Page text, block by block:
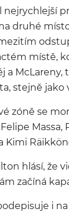
nejrychlejší
druhé
místě,
a
stejně jako
zóně se
Massa,
Kimi
hlásí, že
začíná
i